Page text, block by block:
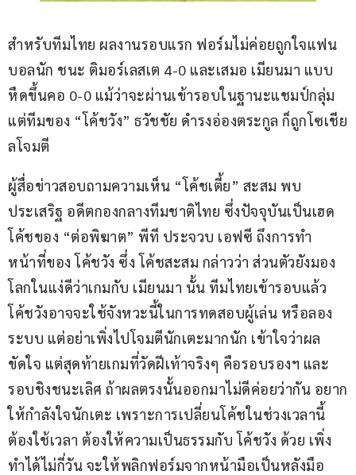
สำหรับทีมไทย ผลงานรอบแรก ฟอร์มไม่ค่อยถูกใจแฟน
บอลนัก ชนะ ติมอร์เลสเต 4-0 และเสมอ เมียนมา แบบ
หืดขึ้นคอ 0-0 แม้ว่าจะผ่านเข้ารอบในฐานะแชมป์กลุ่ม
แต่ทีมของ “โค้ชวัง” ธวัชชัย ดำรงอ่องตระกูล ก็ถูกโซเชีย
ลโจมตี
ผู้สื่อข่าวสอบถามความเห็น “โค้ชเตี้ย” สะสม พบ
ประเสริฐ อดีตกองกลางทีมชาติไทย ซึ่งปัจจุบันเป็นเฮด
โค้ชของ “ต่อพิฆาต” พีที ประจวบ เอฟซี ถึงการทำ
หน้าที่ของ โค้ชวัง ซึ่ง โค้ชสะสม กล่าวว่า ส่วนตัวยังมอง
โลกในแง่ดีว่าเกมกับ เมียนมา นั้น ทีมไทยเข้ารอบแล้ว
โค้ชวังอาจจะใช้จังหวะนี้ในการทดสอบผู้เล่น หรือลอง
ระบบ แต่อย่าเพิ่งไปโจมตีนักเตะมากนัก เข้าใจว่าผล
ขัดใจ แต่สุดท้ายเกมที่วัดฝีเท้าจริงๆ คือรอบรองฯ และ
รอบชิงชนะเลิศ ถ้าผลตรงนั้นออกมาไม่ดีค่อยว่ากัน อยาก
ให้กำลังใจนักเตะ เพราะการเปลี่ยนโค้ชในช่วงเวลานี้
ต้องใช้เวลา ต้องให้ความเป็นธรรมกับ โค้ชวัง ด้วย เพิ่ง
ทำได้ไม่กี่วัน จะให้พลิกฟอร์มจากหน้ามือเป็นหลังมือ